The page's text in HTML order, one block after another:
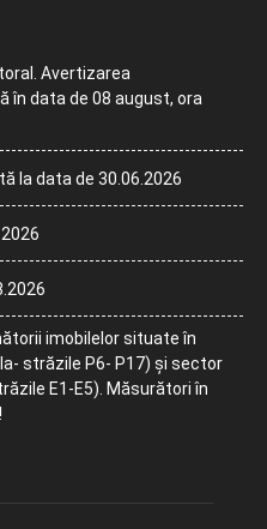
Avertizarea
în data de 08 august, ora
la data de 30.06.2026
imobilelor situate în
străzile P6- P17) și sector
E1-E5). Măsurători în